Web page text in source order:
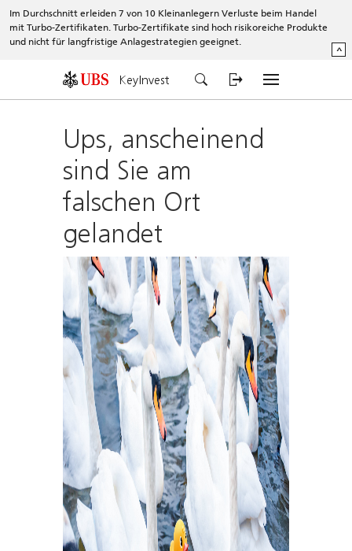
Im Durchschnitt erleiden 7 von 10 Kleinanlegern Verluste beim Handel
mit Turbo-Zertifikaten. Turbo-Zertifikate sind hoch risikoreiche Produkte
und nicht für langfristige Anlagestrategien geeignet.
^
KeyInvest
Ups, anscheinend
sind Sie am
falschen Ort
gelandet